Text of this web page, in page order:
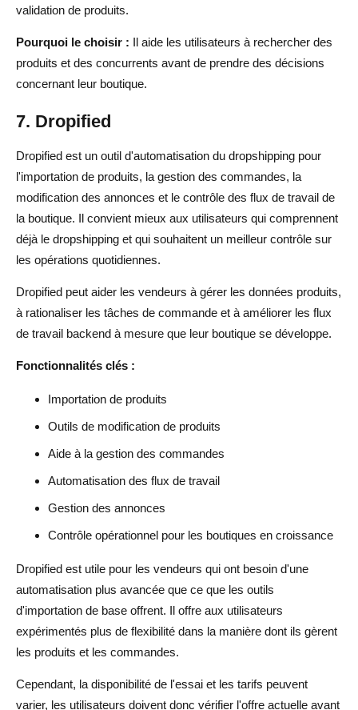
validation de produits.
Pourquoi le choisir : Il aide les utilisateurs à rechercher des
produits et des concurrents avant de prendre des décisions
concernant leur boutique.
7. Dropified
Dropified est un outil d'automatisation du dropshipping pour
l'importation de produits, la gestion des commandes, la
modification des annonces et le contrôle des flux de travail de
la boutique. Il convient mieux aux utilisateurs qui comprennent
déjà le dropshipping et qui souhaitent un meilleur contrôle sur
les opérations quotidiennes.
Dropified peut aider les vendeurs à gérer les données produits,
à rationaliser les tâches de commande et à améliorer les flux
de travail backend à mesure que leur boutique se développe.
Fonctionnalités clés :
Importation de produits
Outils de modification de produits
Aide à la gestion des commandes
Automatisation des flux de travail
Gestion des annonces
Contrôle opérationnel pour les boutiques en croissance
Dropified est utile pour les vendeurs qui ont besoin d'une
automatisation plus avancée que ce que les outils
d'importation de base offrent. Il offre aux utilisateurs
expérimentés plus de flexibilité dans la manière dont ils gèrent
les produits et les commandes.
Cependant, la disponibilité de l'essai et les tarifs peuvent
varier, les utilisateurs doivent donc vérifier l'offre actuelle avant